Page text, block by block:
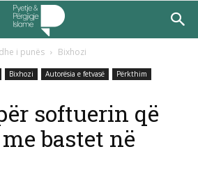
i punës Bixhozi
Bixhozi Autorësia e fetvasë
Përkthim
softuerin që
bastet në